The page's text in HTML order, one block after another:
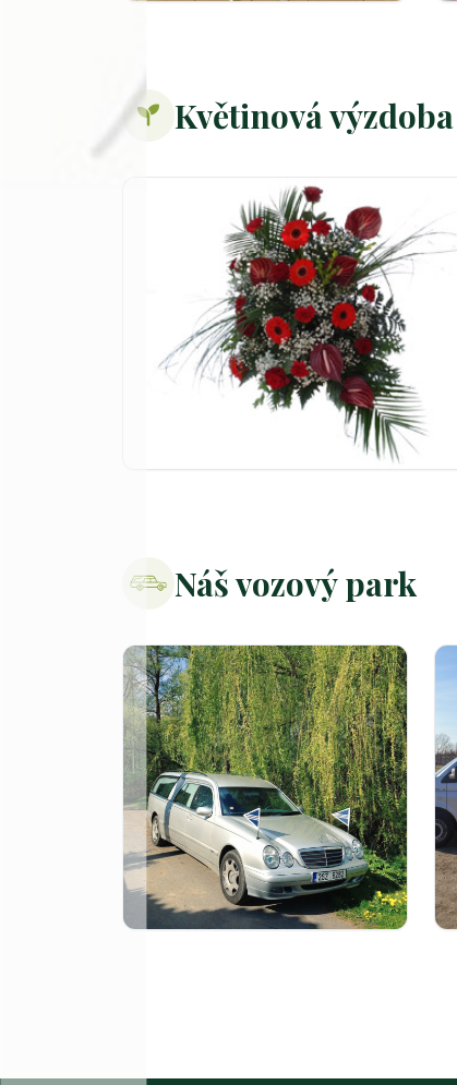
Květinová
Náš vozový park